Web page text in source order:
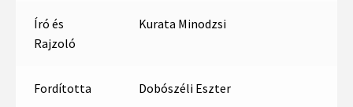
Író és
Rajzoló
Kurata Minodzsi
Fordította Dobószéli Eszter